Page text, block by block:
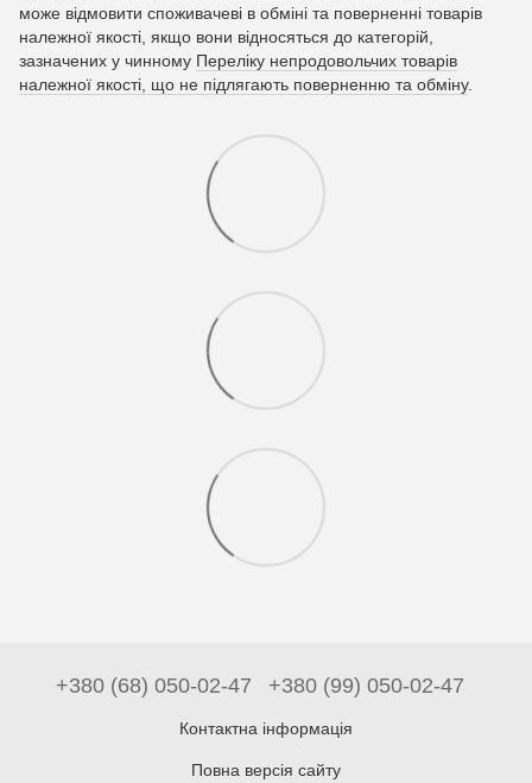
може відмовити споживачеві в обміні та поверненні товарів
належної якості, якщо вони відносяться до категорій,
зазначених у чинному Переліку непродовольчих товарів
належної якості, що не підлягають поверненню та обміну.
+380 (68) 050-02-47 +380 (99) 050-02-47
Контактна інформація
Повна версія сайту